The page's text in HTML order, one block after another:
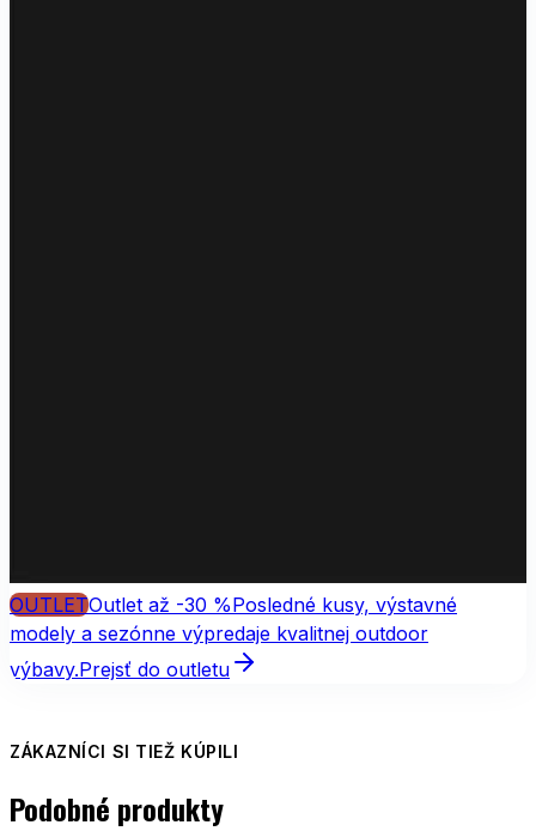
OUTLETOutlet až -30 %Posledné kusy, výstavné
modely a sezónne výpredaje kvalitnej outdoor
výbavy.Prejsť do outletu
ZÁKAZNÍCI SI TIEŽ KÚPILI
Podobné produkty